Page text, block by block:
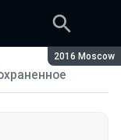
Сезон:
2016 Moscow